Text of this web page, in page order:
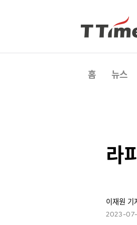
홈 뉴스
라
이재원 기
2023-07-